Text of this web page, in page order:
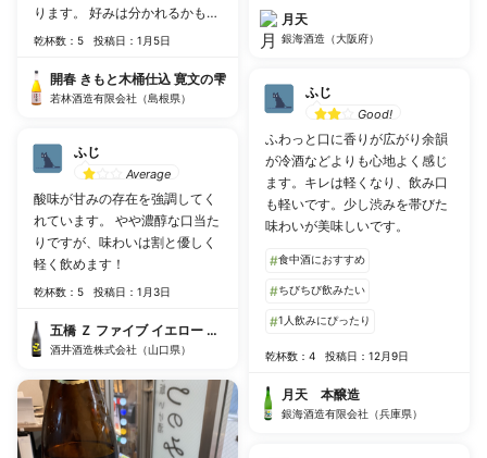
ります。 好みは分かれるかもし
れません。
乾杯数：5 投稿日：1月5日
開春 きもと木桶仕込 寛文の雫
若林酒造有限会社（島根県）
ふじ
Average
酸味が甘みの存在を強調してく
れています。 やや濃醇な口当た
りですが、味わいは割と優しく
軽く飲めます！
乾杯数：5 投稿日：1月3日
五橋 Ｚ ファイブ イエロー 白糀純米無濾過生原酒
酒井酒造株式会社（山口県）
月天
銀海酒造（大阪府）
ふじ
Good!
ふわっと口に香りが広がり余韻
が冷酒などよりも心地よく感じ
ます。キレは軽くなり、飲み口
も軽いです。少し渋みを帯びた
味わいが美味しいです。
#食中酒におすすめ
#ちびちび飲みたい
#1人飲みにぴったり
乾杯数：4 投稿日：12月9日
月天 本醸造
銀海酒造有限会社（兵庫県）